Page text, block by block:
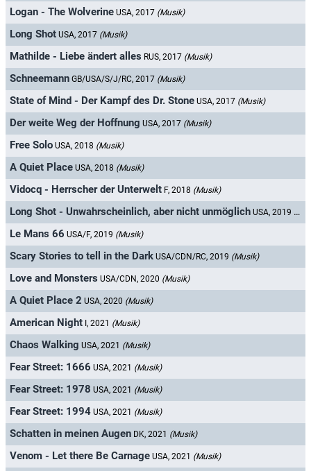
Logan - The Wolverine USA, 2017 (Musik)
Long Shot USA, 2017 (Musik)
Mathilde - Liebe ändert alles RUS, 2017 (Musik)
Schneemann GB/USA/S/J/RC, 2017 (Musik)
State of Mind - Der Kampf des Dr. Stone USA, 2017 (Musik)
Der weite Weg der Hoffnung USA, 2017 (Musik)
Free Solo USA, 2018 (Musik)
A Quiet Place USA, 2018 (Musik)
Vidocq - Herrscher der Unterwelt F, 2018 (Musik)
Long Shot - Unwahrscheinlich, aber nicht unmöglich USA, 2019
Le Mans 66 USA/F, 2019 (Musik)
Scary Stories to tell in the Dark USA/CDN/RC, 2019 (Musik)
Love and Monsters USA/CDN, 2020 (Musik)
A Quiet Place 2 USA, 2020 (Musik)
American Night I, 2021 (Musik)
Chaos Walking USA, 2021 (Musik)
Fear Street: 1666 USA, 2021 (Musik)
Fear Street: 1978 USA, 2021 (Musik)
Fear Street: 1994 USA, 2021 (Musik)
Schatten in meinen Augen DK, 2021 (Musik)
Venom - Let there Be Carnage USA, 2021 (Musik)